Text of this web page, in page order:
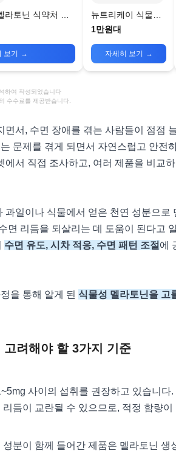
토닌 식약처 인
마그네슘
보기 →
뉴트리케이 식물성
멜라토닌
1만원대
자세히 보기 →
하여 작성되었습니다
수수료를 제공받습니다.
서, 수면 장애를 겪는 사람들이 점점
문제를 겪게 되면서 자연스럽고 안전
서 직접 조사하고, 여러 제품을 비교하
일이나 식물에서 얻은 천연 성분으로
면 리듬을 되살리는 데 도움이 된다고
수면 유도, 시차 적응, 수면 패턴 조절 에
을 통해 알게 된 식물성 멜라토닌을 고
려해야 할 3가지 기준
사이의 섭취를 권장하고 있습니다
듬이 교란될 수 있으므로, 적정 함량이
분이 함께 들어간 제품은 멜라토닌 생